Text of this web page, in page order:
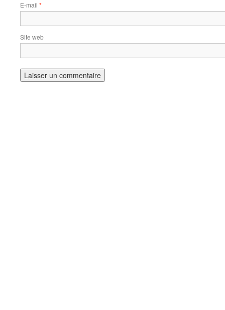
E-mail *
Site web